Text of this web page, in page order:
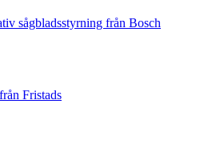
sågbladsstyrning från Bosch
Fristads